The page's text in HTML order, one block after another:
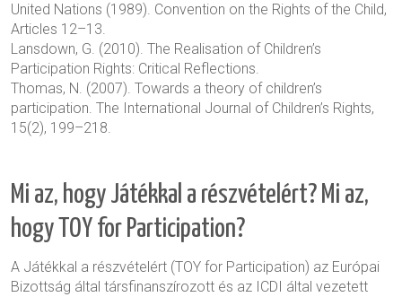
United Nations (1989). Convention on the Rights of the Child,
Articles 12–13.
Lansdown, G. (2010). The Realisation of Children’s
Participation Rights: Critical Reflections.
Thomas, N. (2007). Towards a theory of children’s
participation. The International Journal of Children’s Rights,
15(2), 199–218.
Mi az, hogy Játékkal a részvételért? Mi az,
hogy TOY for Participation?
A Játékkal a részvételért (TOY for Participation) az Európai
Bizottság által társfinanszírozott és az ICDI által vezetett